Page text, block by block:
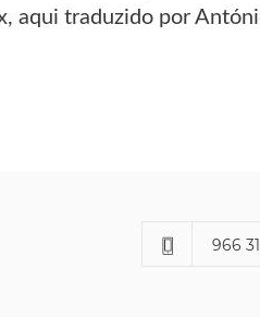
aqui traduzido por
966